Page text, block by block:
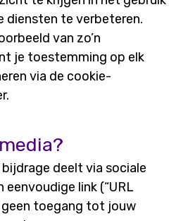
diensten te verbeteren.
van zo’n
je toestemming op elk
via de cookie-
deelt via sociale
link (“URL
geen toegang tot jouw